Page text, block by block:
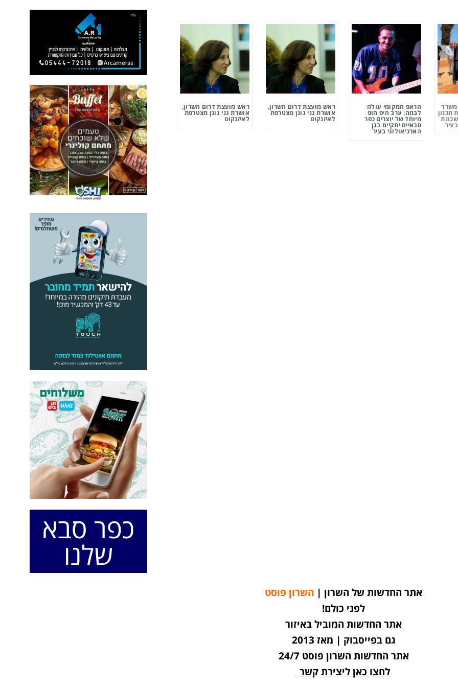
תכנון
הראפ המקומי עולה
לבמה: ערב היפ הופ
מיוחד של יוצרים כפר
סבאיים יתקיים בגן
הארכיאולוגי בעיר
ראש מועצת דרום השרון,
אושרת גני גונן מצטרפת
לאיזנקוט
ראש מועצת דרום השרון,
אושרת גני גונן מצטרפת
לאיזנקוט
כפר סבא
שלנו
אתר החדשות של השרון | השרון פוסט
לפני כולם!
אתר החדשות המוביל באיזור
גם בפייסבוק | מאז 2013
אתר החדשות השרון פוסט 24/7
לחצו כאן ליצירת קשר